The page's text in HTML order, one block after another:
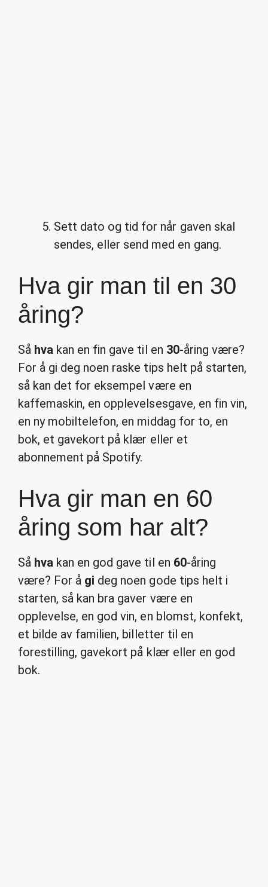
Sett dato og tid for når gaven skal
sendes, eller send med en gang.
Hva gir man til en 30
åring?
Så hva kan en fin gave til en 30-åring være?
For å gi deg noen raske tips helt på starten,
så kan det for eksempel være en
kaffemaskin, en opplevelsesgave, en fin vin,
en ny mobiltelefon, en middag for to, en
bok, et gavekort på klær eller et
abonnement på Spotify.
Hva gir man en 60
åring som har alt?
Så hva kan en god gave til en 60-åring
være? For å gi deg noen gode tips helt i
starten, så kan bra gaver være en
opplevelse, en god vin, en blomst, konfekt,
et bilde av familien, billetter til en
forestilling, gavekort på klær eller en god
bok.